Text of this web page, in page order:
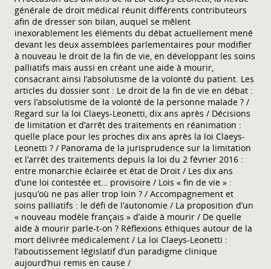
générale de droit médical réunit différents contributeurs
afin de dresser son bilan, auquel se mêlent
inexorablement les éléments du débat actuellement mené
devant les deux assemblées parlementaires pour modifier
à nouveau le droit de la fin de vie, en développant les soins
palliatifs mais aussi en créant une aide à mourir,
consacrant ainsi l’absolutisme de la volonté du patient. Les
articles du dossier sont : Le droit de la fin de vie en débat :
vers l’absolutisme de la volonté de la personne malade ? /
Regard sur la loi Claeys-Leonetti, dix ans après / Décisions
de limitation et d’arrêt des traitements en réanimation :
quelle place pour les proches dix ans après la loi Claeys-
Leonetti ? / Panorama de la jurisprudence sur la limitation
et l’arrêt des traitements depuis la loi du 2 février 2016 :
entre monarchie éclairée et état de Droit / Les dix ans
d’une loi contestée et… provisoire / Lois « fin de vie » :
jusqu’où ne pas aller trop loin ? / Accompagnement et
soins palliatifs : le défi de l’autonomie / La proposition d’un
« nouveau modèle français » d’aide à mourir / De quelle
aide à mourir parle-t-on ? Réflexions éthiques autour de la
mort délivrée médicalement / La loi Claeys-Leonetti :
l’aboutissement législatif d’un paradigme clinique
aujourd’hui remis en cause /